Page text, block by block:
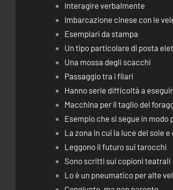
Interagire verbalmente
Imbarcazione cinese con le
Esemplari da stampa
Un tipo particolare di posta
Una mossa degli scacchi
Passaggio tra i filari
Hanno serie difficoltà a
Macchina per il taglio del
Esempio che si segue in modo
La zona in cui la luce del sole
Leggono il futuro sui tarocchi
Sono scritti sui copioni teatrali
Lo è un pneumatico per alte